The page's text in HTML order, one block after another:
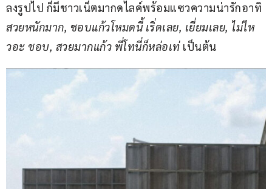
ลงรูปไป ก็มีชาวเน็ตมากดไลค์พร้อมแซวความน่ารักอาทิ
สวยหนักมาก, ชอบแก้วโหมดนี้ เริ่ดเลย, เยี่ยมเลย, ไม่ไห
วอะ ชอบ, สวยมากแก้ว พี่โทนี่ก็หล่อเท่ เป็นต้น